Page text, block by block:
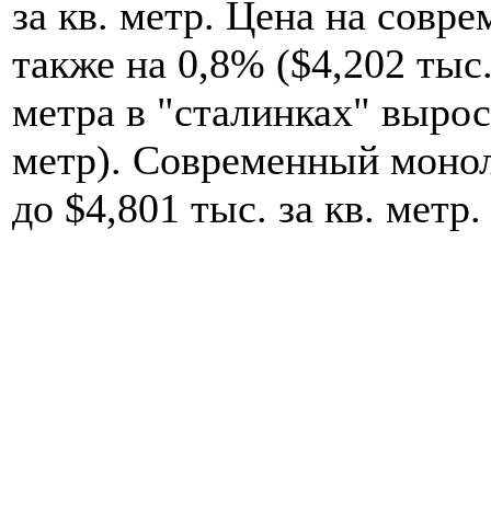
за кв. метр. Цена на
также на 0,8% ($4,202
метра в "сталинках"
метр). Современный
до $4,801 тыс. за кв. метр.